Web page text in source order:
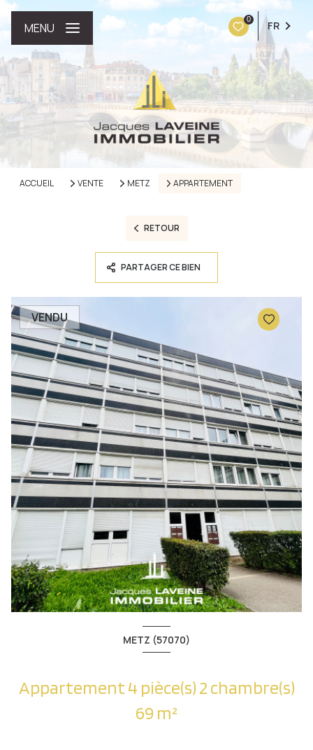
0 FR
MENU
ACCUEIL VENTE METZ APPARTEMENT
RETOUR
PARTAGER CE BIEN
VENDU
METZ (57070)
Appartement 4 pièce(s) 2 chambre(s)
69 m²